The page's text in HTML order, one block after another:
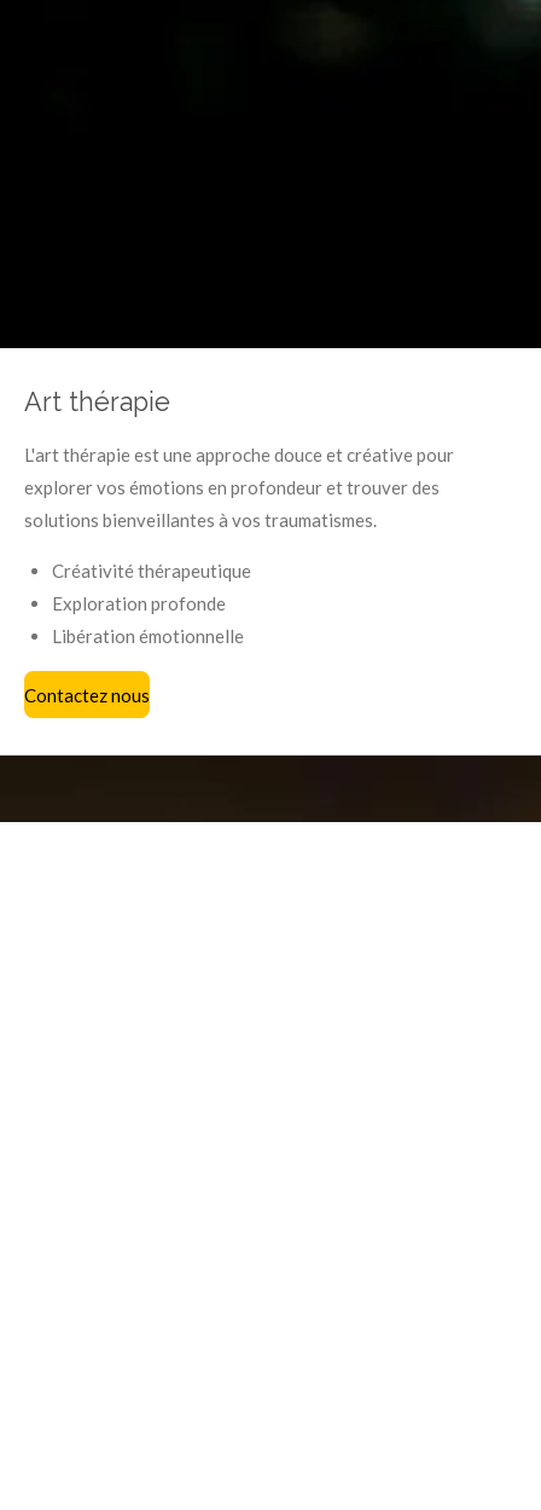
Art thérapie
L'art thérapie est une approche douce et créative pour
explorer vos émotions en profondeur et trouver des
solutions bienveillantes à vos traumatismes.
Créativité thérapeutique
Exploration profonde
Libération émotionnelle
Contactez nous